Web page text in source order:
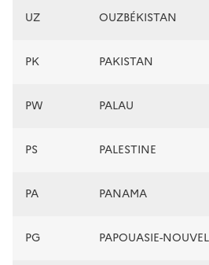
UZ OUZBÉKISTAN
PK PAKISTAN
PW PALAU
PS PALESTINE
PA PANAMA
PG PAPOUASIE-